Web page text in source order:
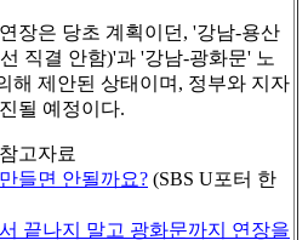
장은 당초 계획이던, '강남-용산
직결 안함)'과 '강남-광화문' 노
해 제안된 상태이며, 정부와 지자
될 예정이다.
고자료
들면 안될까요? (SBS U포터 한
끝나지 말고 광화문까지 연장을